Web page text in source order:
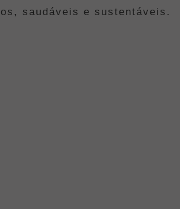
saudáveis e sustentáveis.